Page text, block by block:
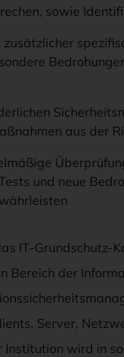
sowie
aus der
und neue
IT-Grundschutz-
Bereich der
Server,
Institution wird in